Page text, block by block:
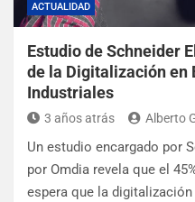
ACTUALIDAD
Estudio de Schneider
de la Digitalización en
Industriales
3 años atrás Alberto
Un estudio encargado por
por Omdia revela que el
espera que la